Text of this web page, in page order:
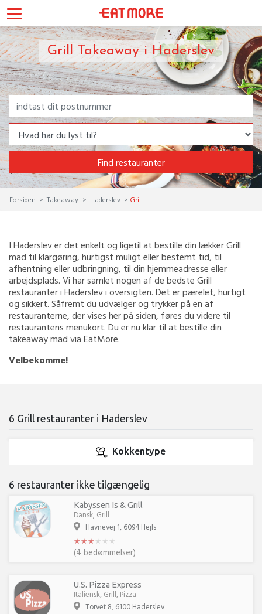
Grill Takeaway i Haderslev
Find restauranter
Forsiden Takeaway Haderslev Grill
I Haderslev er det enkelt og ligetil at bestille din lækker Grill
mad til klargøring, hurtigst muligt eller bestemt tid, til
afhentning eller udbringning, til din hjemmeadresse eller
arbejdsplads. Vi har samlet nogen af de bedste Grill
restauranter i Haderslev i oversigten. Det er pærelet, hurtigt
og sikkert. Såfremt du udvælger og trykker på en af
restauranterne, der vises her på siden, føres du videre til
restaurantens menukort. Du er nu klar til at bestille din
takeaway mad via EatMore.
Velbekomme!
6 Grill restauranter i Haderslev
Kokkentype
6 restauranter ikke tilgængelig
Kabyssen Is & Grill
Dansk, Grill
Havnevej 1, 6094 Hejls
★★★ ★ ★ ★
★★★ ★ ★ ★
(4 bedømmelser)
U.S. Pizza Express
Italiensk, Grill, Pizza
Torvet 8, 6100 Haderslev